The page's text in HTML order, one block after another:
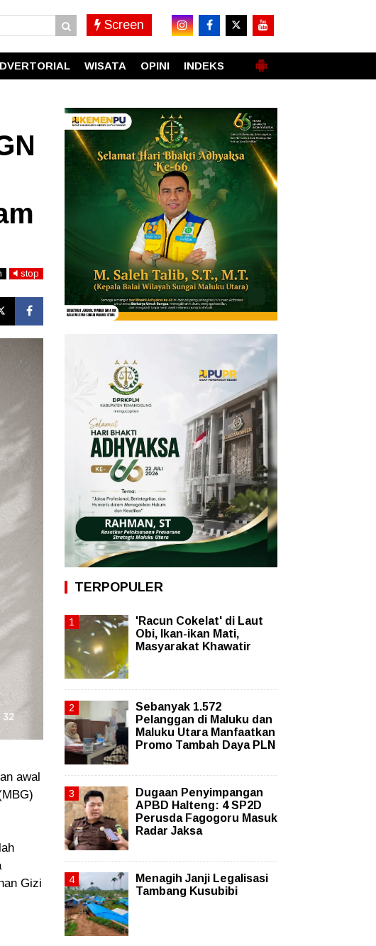
Screen
WISATA OPINI INDEKS
stop
awal
Gizi
TERPOPULER
'Racun Cokelat' di Laut
Obi, Ikan-ikan Mati,
Masyarakat Khawatir
Sebanyak 1.572
Pelanggan di Maluku dan
Maluku Utara Manfaatkan
Promo Tambah Daya PLN
Dugaan Penyimpangan
APBD Halteng: 4 SP2D
Perusda Fagogoru Masuk
Radar Jaksa
Menagih Janji Legalisasi
Tambang Kusubibi